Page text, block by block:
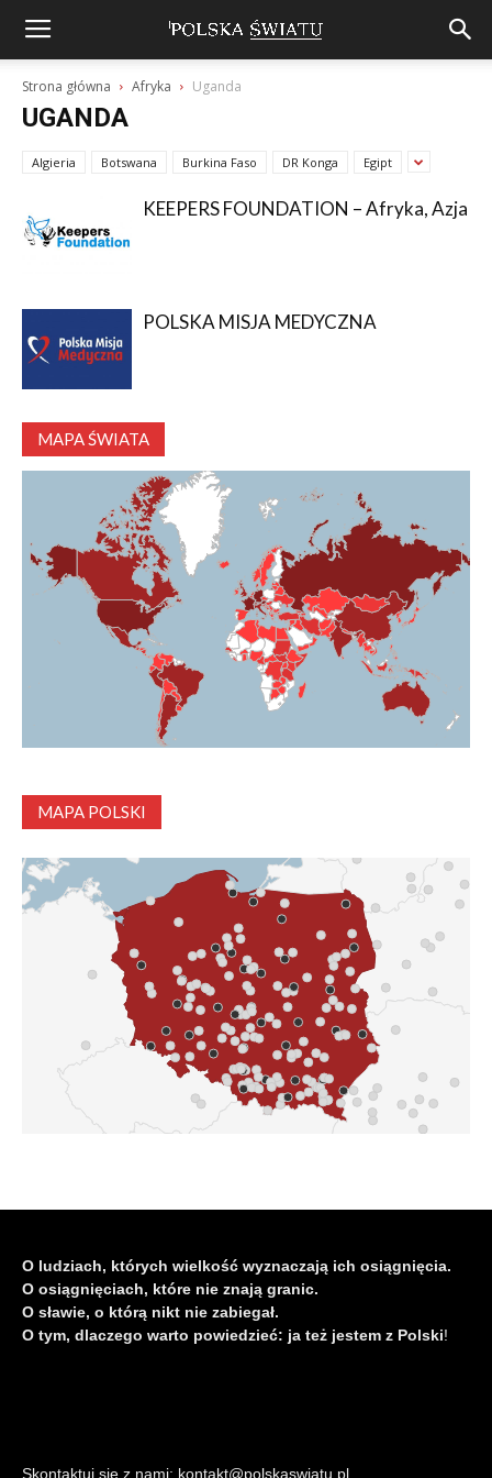
Strona główna Afryka Uganda
UGANDA
Algieria Botswana Burkina Faso DR Konga Egipt
KEEPERS FOUNDATION – Afryka, Azja
POLSKA MISJA MEDYCZNA
MAPA ŚWIATA
MAPA POLSKI
O ludziach, których wielkość wyznaczają ich osiągnięcia.
O osiągnięciach, które nie znają granic.
O sławie, o którą nikt nie zabiegał.
O tym, dlaczego warto powiedzieć: ja też jestem z Polski!
Skontaktuj się z nami: kontakt@polskaswiatu.pl